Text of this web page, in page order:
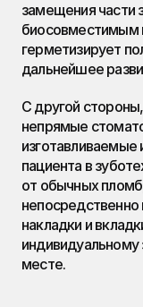
замещения части
биосовместимым
герметизирует
дальнейшее
С другой стороны,
непрямые
пациента в
от обычных
непосредственно
накладки и
индивидуальному
месте.